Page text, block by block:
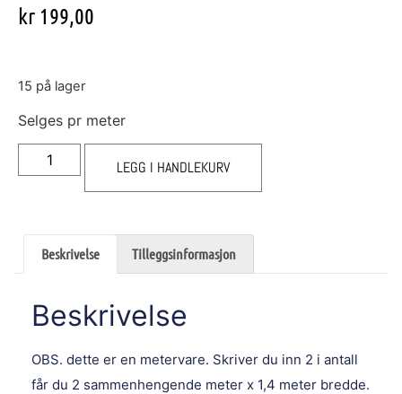
kr 199,00
15 på lager
Selges pr meter
LEGG I HANDLEKURV
Beskrivelse Tilleggsinformasjon
Beskrivelse
OBS. dette er en metervare. Skriver du inn 2 i antall
får du 2 sammenhengende meter x 1,4 meter bredde.